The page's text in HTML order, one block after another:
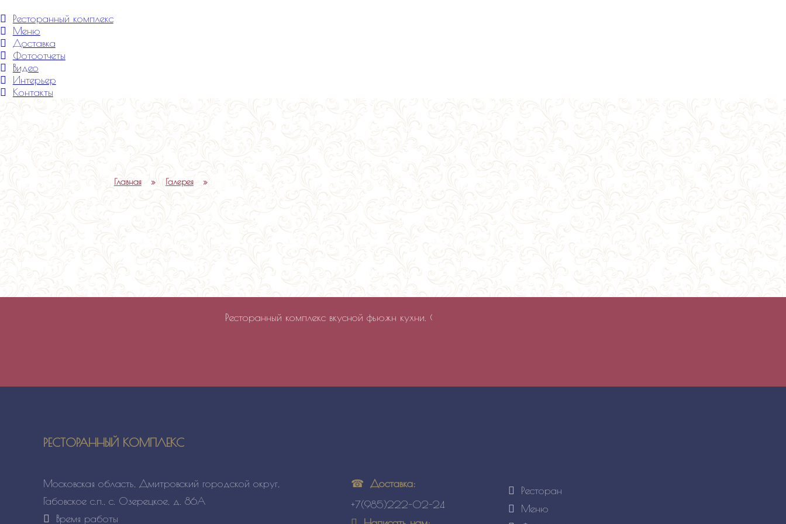
Ресторанный комплекс
Меню
Доставка
Фотоотчеты
Видео
Интерьер
Контакты
Главная » Галерея »
Ресторанный комплекс вкусной фьюжн кухни. Стиль фьюжн отражен не только в интерьере, но и в меню. Гармонично
РЕСТОРАННЫЙ КОМПЛЕКС
Московская область, Дмитровский городской округ,
Габовское с.п., с. Озерецкое, д. 86А
Время работы
Доставка:
+7(985)222-02-24
Ресторан
Меню